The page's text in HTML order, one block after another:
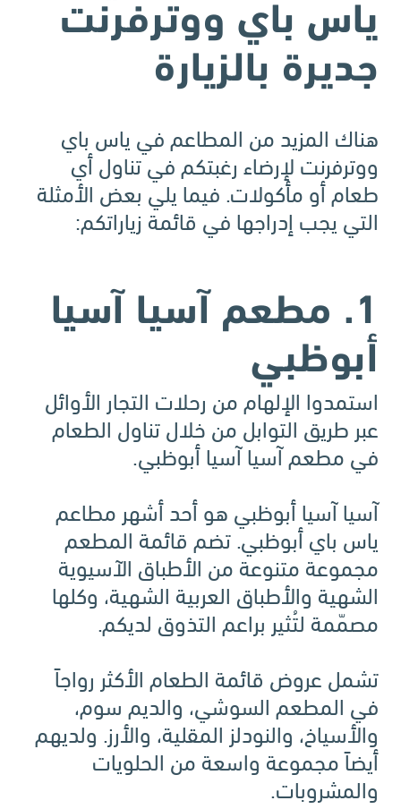
ياس باي ووترفرنت
جديرة بالزيارة
هناك المزيد من المطاعم في ياس باي
ووترفرنت لإرضاء رغبتكم في تناول أي
طعام أو مأكولات. فيما يلي بعض الأمثلة
التي يجب إدراجها في قائمة زياراتكم:
1. مطعم آسيا آسيا
أبوظبي
استمدوا الإلهام من رحلات التجار الأوائل
عبر طريق التوابل من خلال تناول الطعام
في مطعم آسيا آسيا أبوظبي.
آسيا آسيا أبوظبي هو أحد أشهر مطاعم
ياس باي أبوظبي. تضم قائمة المطعم
مجموعة متنوعة من الأطباق الآسيوية
الشهية والأطباق العربية الشهية، وكلها
مصمّمة لتُثير براعم التذوق لديكم.
تشمل عروض قائمة الطعام الأكثر رواجاً
في المطعم السوشي، والديم سوم،
والأسياخ، والنودلز المقلية، والأرز. ولديهم
أيضاً مجموعة واسعة من الحلويات
والمشروبات.